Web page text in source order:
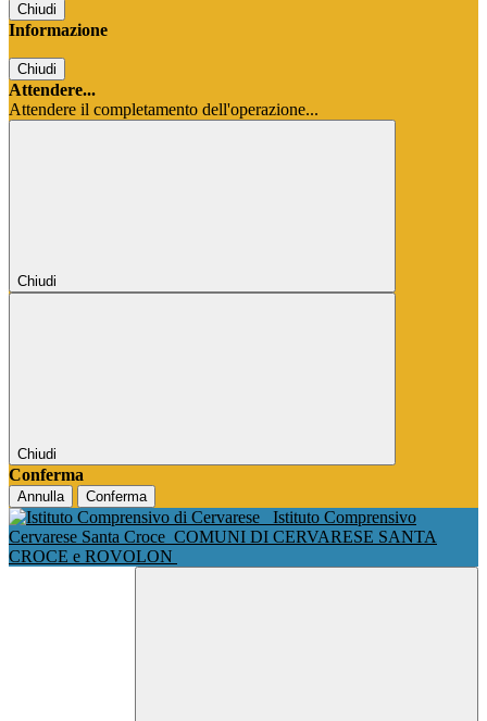
Chiudi
Informazione
Chiudi
Attendere...
Attendere il completamento dell'operazione...
Chiudi
Chiudi
Conferma
Annulla Conferma
Istituto Comprensivo
Cervarese Santa Croce COMUNI DI CERVARESE SANTA
CROCE e ROVOLON